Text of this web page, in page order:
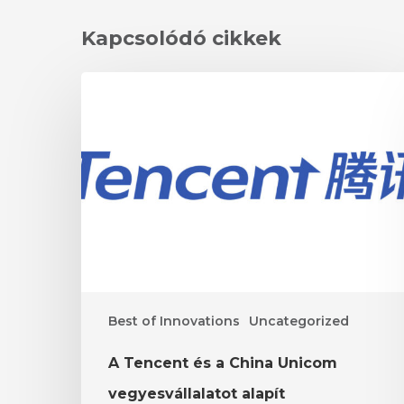
Kapcsolódó cikkek
Best of Innovations Uncategorized
a
China
Unicom
A Tencent és a China Unicom
vegyesvállalatot alapít